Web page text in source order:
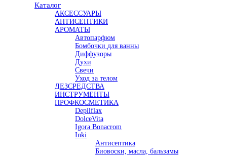
Каталог
АКСЕССУАРЫ
АНТИСЕПТИКИ
АРОМАТЫ
Автопарфюм
Бомбочки для ванны
Диффузоры
Духи
Свечи
Уход за телом
ДЕЗСРЕДСТВА
ИНСТРУМЕНТЫ
ПРОФКОСМЕТИКА
Depilflax
DolceVita
Igora Bonacrom
Inki
Антисептика
Биовоски, масла, бальзамы